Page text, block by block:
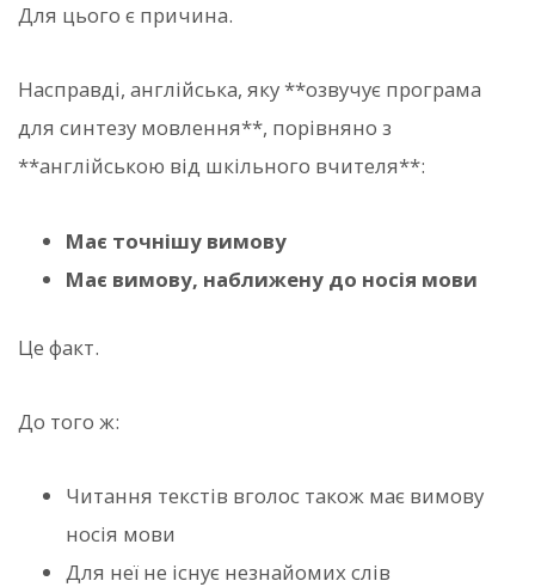
Для цього є причина.
Насправді, англійська, яку **озвучує програма
для синтезу мовлення**, порівняно з
**англійською від шкільного вчителя**:
Має точнішу вимову
Має вимову, наближену до носія мови
Це факт.
До того ж:
Читання текстів вголос також має вимову
носія мови
Для неї не існує незнайомих слів